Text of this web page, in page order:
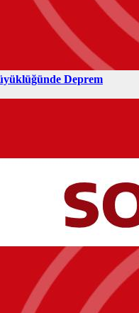
Deprem